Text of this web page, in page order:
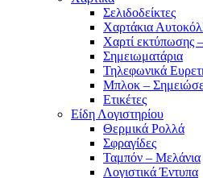
Σελιδοδείκτες
Χαρτάκια
Χαρτί εκτύπωσης
Σημειωματάρια
Τηλεφωνικά
Μπλοκ –
Ετικέτες
Είδη Λογιστηρίου
Θερμικά Ρολλά
Σφραγίδες
Ταμπόν – Μελάνια
Λογιστικά Έντυπα